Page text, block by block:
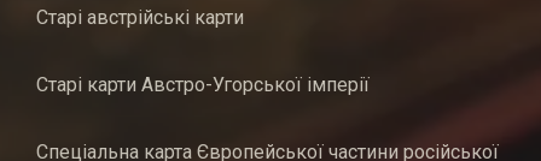
Старі австрійські карти
Старі карти Австро-Угорської імперії
Спеціальна карта Європейської частини російської